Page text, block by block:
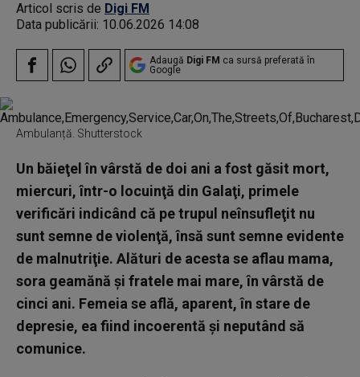
Articol scris de Digi FM
Data publicării: 10.06.2026 14:08
Adaugă Digi FM ca sursă preferată în
Google
Ambulanță. Shutterstock
Un băieţel în vârstă de doi ani a fost găsit mort,
miercuri, într-o locuinţă din Galaţi, primele
verificări indicând că pe trupul neînsufleţit nu
sunt semne de violenţă, însă sunt semne evidente
de malnutriţie. Alături de acesta se aflau mama,
sora geamănă şi fratele mai mare, în vârstă de
cinci ani. Femeia se află, aparent, în stare de
depresie, ea fiind incoerentă şi neputând să
comunice.